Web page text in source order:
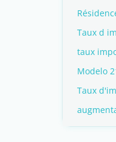
Taux d
taux
Modelo
Taux